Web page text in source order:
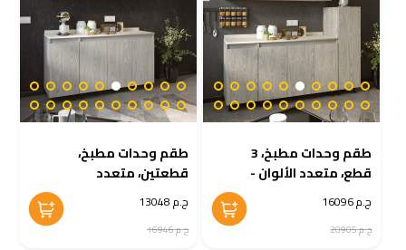
طقم وحدات مطبخ، 3
قطع، متعدد الألوان -
KM-EG38-182ج.م 16096
ج.م 20905
طقم وحدات مطبخ،
قطعتين، متعدد
181
ج.م 13048
ج.م 16946